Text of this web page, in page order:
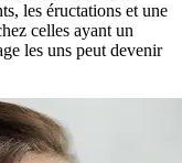
les éructations et une
celles ayant un
les uns peut devenir